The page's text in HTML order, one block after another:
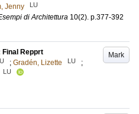
Jenny LU
di Architettura 10(2). p.377-392
Mark
Final Repprt
; Gradén, Lizette LU
;
LU